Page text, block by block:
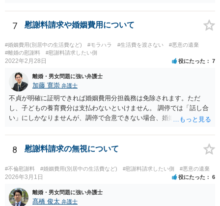
押えが考えられます。）することが可能です。 作成済みの協議書
行することができないという状況です。 ④ まず、現状からすれば公
正証書の作成の依頼ではなく、依頼を受けるとすれば養育費増額の調
停だと思います。 弁護士費用は自由化されており、弁護士ごとに
異なりますが、依頼時に２０～３０万円程度、増額が実現できた場合
には増額できた金額の●％という形で報酬を設定している場合が多いと
思います。 調停や審判によって、養育費が現状と比べて増減額し
得るのは③で説明したとおりです。 ⑤ 養育費の増額を求めることが
できる可能性があるのは③で説明したとおりです。 違反の内容次
第ではありますが、迷惑行為の停止を求めたり、賠償を求める訴訟と
いうものも、一応考えられないではありません。 ただし、訴訟を
起こすにも相応の費用と時間がかかります。 たとえば養育費の増
額調停を依頼して、併せて弁護士から相手に迷惑行為をやめるよう通
やりとりが相当ご心労になっていると見受けられますので、一度弁護
士や行政の相談窓口にご相談されることをお勧め致します。
7 慰謝料請求や婚姻費用について
#婚姻費用(別居中の生活費など) #モラハラ #生活費を渡さない
#悪意の遺棄
#離婚の慰謝料
#慰謝料請求したい側
2022年2月28日 役にたった 7
離婚・男女問題に強い弁護士
加藤 寛崇 弁護士
不貞が明確に証明できれば婚姻費用分担義務は免除されます。ただ
し、子どもの養育費分は支払わないといけません。 調停では「話し合
い」にしかなりませんが、調停で合意できない場合、婚姻費用につい
いといけません。 慰謝料は調停では相手が応じないと決められないの
で、訴訟を起こした裁判でしか（合意できない限り）請求できませ
8 慰謝料請求の無視について
#不倫慰謝料 #婚姻費用(別居中の生活費など) #慰謝料請求したい側 #悪意の遺棄
2026年3月1日 役にたった 6
離婚・男女問題に強い弁護士
髙橋 俊太 弁護士